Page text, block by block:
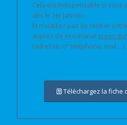
Cela est indispensable si vous
dès le 1er janvier…
Et n’oubliez pas de rentrer
auprès de secrétariat si vos
(adresse, n° téléphone, mail …)
Téléchargez la fiche